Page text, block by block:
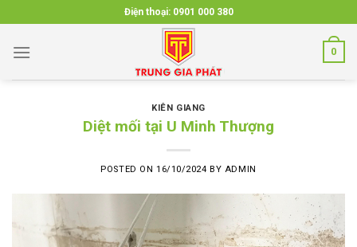
to
content
Điện thoại: 0901 000 380
0
KIÊN GIANG
Diệt mối tại U Minh Thượng
POSTED ON 16/10/2024 BY ADMIN